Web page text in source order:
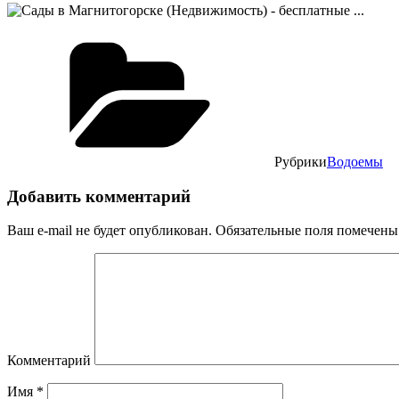
РубрикиВодоемы
Добавить комментарий
Ваш e-mail не будет опубликован. Обязательные поля
Комментарий
Имя *